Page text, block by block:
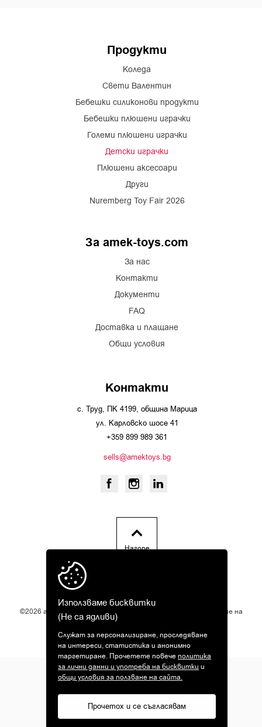
Използваме бисквитки
(Не са ядливи)
Служат за персонализиране, проследяване
на интереси, статистика и анонимно
таргетиране. Прочетете повечеполитика
за лични данни и употреба на бисквитки и
общи условия за ползване на сайта.
Прочетох и се съгласявам
Продукти
Коледа
Свети Валентин
Бебешки силиконови продукти
Бебешки плюшени играчки
Големи плюшени играчки
Детски играчки
Плюшени аксесоари
Други
Nuremberg Toy Fair 2026
За amek-toys.com
За нас
Контакти
Документи
FAQ
Доставка и плащане
Общи условия
Контакти
с. Труд, ПК 4199, община Марица
ул. Карловско шосе 41
+359 899 989 361
sells@amektoys.bg
Нагоре
©2026 amek-toys.com. Всички права запазени! При възникване на
спор за онлайн покупка, използвайте
Дизайн и разработка от